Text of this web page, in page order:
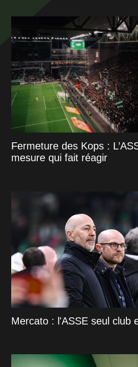
Fermeture des Kops :
mesure qui fait réagir
Mercato : l'ASSE seul club